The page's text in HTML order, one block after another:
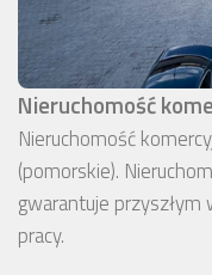
Nieruchomość
Nieruchomość
(pomorskie).
gwarantuje
pracy.